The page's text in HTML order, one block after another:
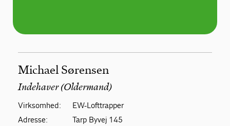
Michael Sørensen
Indehaver (Oldermand)
Virksomhed:
EW-Lofttrapper
Adresse:
Tarp Byvej 145